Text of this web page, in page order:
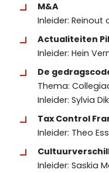
M&A
Inleider: Reinout
Actualiteiten
Inleider: Hein
De
Thema:
Inleider: Sylvia
Tax Control
Inleider: Theo
Inleider: Saskia